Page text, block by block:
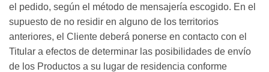
el pedido, según el método de mensajería escogido. En el
supuesto de no residir en alguno de los territorios
anteriores, el Cliente deberá ponerse en contacto con el
Titular a efectos de determinar las posibilidades de envío
de los Productos a su lugar de residencia conforme